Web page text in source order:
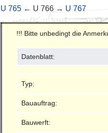
U 765 ← U 766 → U 767
!!! Bitte unbedingt die
Datenblatt:
Typ:
Bauauftrag:
Bauwerft: